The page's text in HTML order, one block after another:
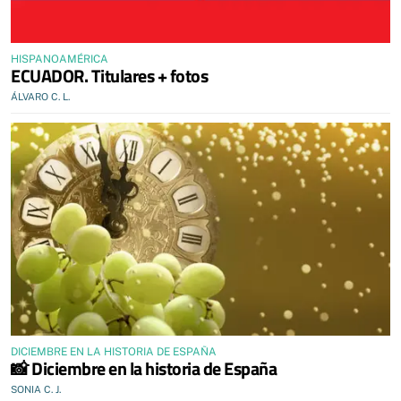
HISPANOAMÉRICA
ECUADOR. Titulares + fotos
ÁLVARO C. L.
DICIEMBRE EN LA HISTORIA DE ESPAÑA
📸 Diciembre en la historia de España
SONIA C. J.